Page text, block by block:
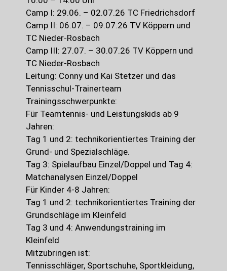
Camp I: 29.06. – 02.07.26 TC Friedrichsdorf
Camp II: 06.07. – 09.07.26 TV Köppern und
TC Nieder-Rosbach
Camp III: 27.07. – 30.07.26 TV Köppern und
TC Nieder-Rosbach
Leitung: Conny und Kai Stetzer und das
Tennisschul-Trainerteam
Trainingsschwerpunkte:
Für Teamtennis- und Leistungskids ab 9
Jahren:
Tag 1 und 2: technikorientiertes Training der
Grund- und Spezialschläge.
Tag 3: Spielaufbau Einzel/Doppel und Tag 4:
Matchanalysen Einzel/Doppel
Für Kinder 4-8 Jahren:
Tag 1 und 2: technikorientiertes Training der
Grundschläge im Kleinfeld
Tag 3 und 4: Anwendungstraining im
Kleinfeld
Mitzubringen ist:
Tennisschläger, Sportschuhe, Sportkleidung,